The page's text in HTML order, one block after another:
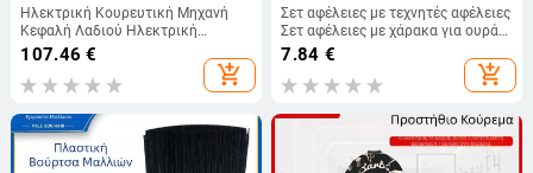
Ηλεκτρική Κουρευτική Μηχανή
Κεφαλή Λαδιού Ηλεκτρική
Κουρευτική Μηχανή Ηλεκτρική
Κουρευτική Μηχανή Κομμωτηρίου
Ειδική Ξυριστική Μηχανή Γενικής
Φωτισμού Υψηλής Ισχύος
107.46 €
add_shopping_cart
Σετ αφέλειες με τεχνητές αφέλειες
Σετ αφέλειες με χάρακα για ουρά
μαλλιών Αφέλειες με κούρεμα
Χάρακας με αφέλειες Σετ αφέλειες
με αφέλειες
7.84 €
add_shopping_cart